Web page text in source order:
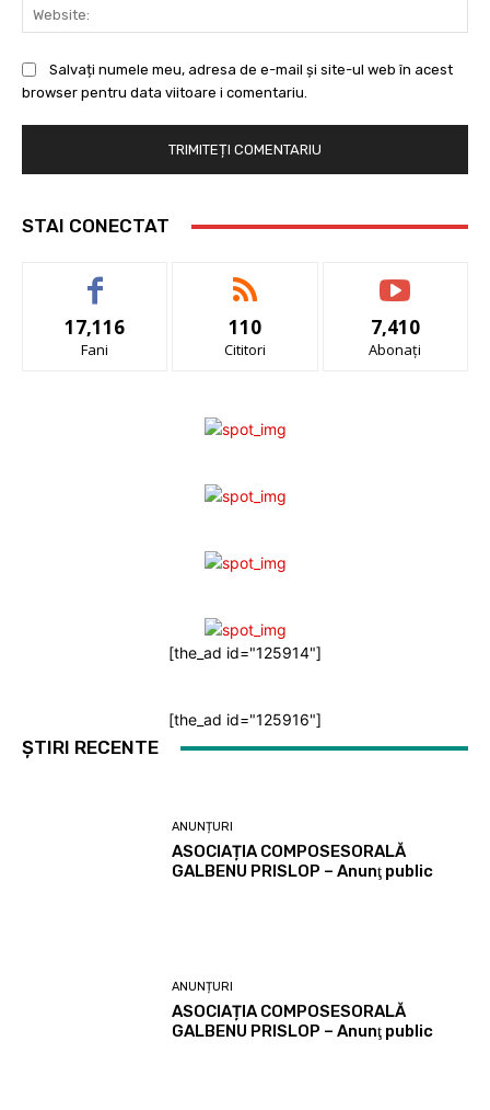
Salvați numele meu, adresa de e-mail și site-ul web în acest
browser pentru data viitoare i comentariu.
STAI CONECTAT
17,116
Fani
110
Cititori
7,410
Abonați
[the_ad id="125914"]
[the_ad id="125916"]
ȘTIRI RECENTE
ANUNȚURI
ASOCIAȚIA COMPOSESORALĂ
GALBENU PRISLOP – Anunţ public
ANUNȚURI
ASOCIAȚIA COMPOSESORALĂ
GALBENU PRISLOP – Anunţ public